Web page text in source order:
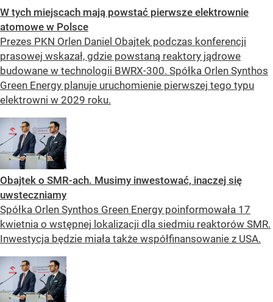
W tych miejscach mają powstać pierwsze elektrownie
atomowe w Polsce
Prezes PKN Orlen Daniel Obajtek podczas konferencji
prasowej wskazał, gdzie powstaną reaktory jądrowe
budowane w technologii BWRX-300. Spółka Orlen Synthos
Green Energy planuje uruchomienie pierwszej tego typu
elektrowni w 2029 roku.
Obajtek o SMR-ach. Musimy inwestować, inaczej się
uwsteczniamy
Spółka Orlen Synthos Green Energy poinformowała 17
kwietnia o wstępnej lokalizacji dla siedmiu reaktorów SMR.
Inwestycja będzie miała także współfinansowanie z USA.